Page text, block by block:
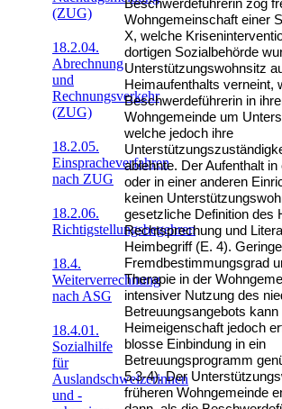
(ZUG)
18.2.04.
Abrechnung
und
Rechnungsverkehr
(ZUG)
18.2.05.
Einspracheverfahren
nach ZUG
18.2.06.
Richtigstellungsbegehren
18.4.
Weiterverrechnung
nach ASG
18.4.01.
Sozialhilfe
für
Auslandschweizerinnen
und -
Beschwerdeführerin zog
Wohngemeinschaft einer
X, welche
dortigen Sozialbehörde
Unterstützungswohnsitz
Heimaufenthalts verneint,
Beschwerdeführerin in
Wohngemeinde um
welche jedoch ihre
ablehnte. Der Aufenthalt in
oder in einer anderen
keinen
gesetzliche Definition des
Rechtsprechung und
Heimbegriff (E. 4).
Fremdbestimmungsgrad
Therapie in der
intensiver Nutzung des
Betreuungsangebots kann
Heimeigenschaft jedoch
blosse Einbindung in ein
Betreuungsprogramm
5.3-4). Der
früheren Wohngemeinde